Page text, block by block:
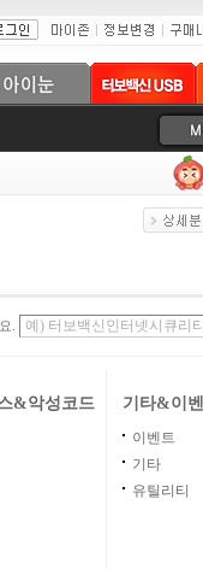
.
&악성코드 기타&이
이벤트
기타
유틸리티